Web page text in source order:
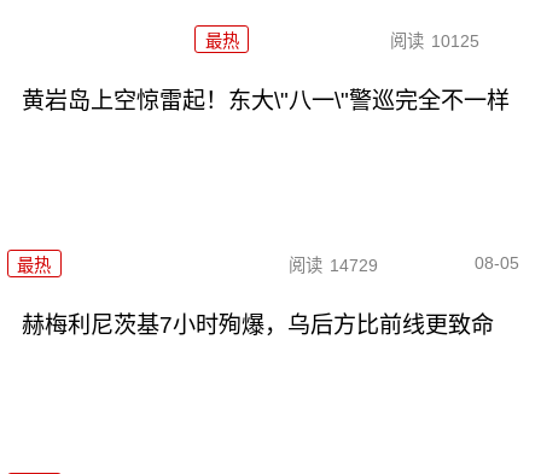
最热 阅读 10125
黄岩岛上空惊雷起！东大\"八一\"警巡完全不一样
最热 阅读 14729 08-05
赫梅利尼茨基7小时殉爆，乌后方比前线更致命